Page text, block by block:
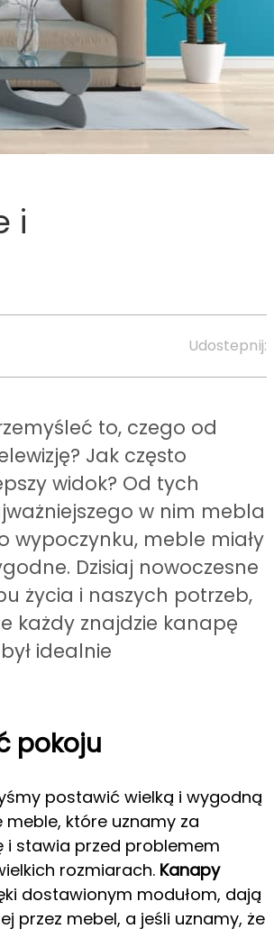
i
Udostepnij:
to, czego od
Jak często
widok? Od tych
w nim mebla
wypoczynku, meble miały
Dzisiaj nowoczesne
życia i naszych potrzeb,
każdy znajdzie kanapę
idealnie
pokoju
postawić wielką i wygodną
które uznamy za
i stawia przed problemem
rozmiarach. Kanapy
dostawionym modułom, dają
przez mebel, a jeśli uznamy, że